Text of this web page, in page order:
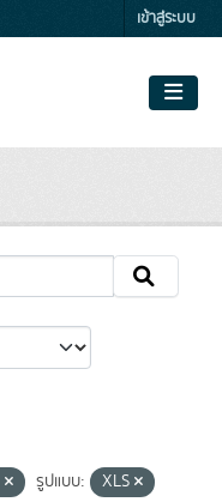
เข้าสู่ระบบ
รูปแบบ:
XLS